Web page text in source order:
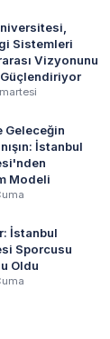
Sistemleri
Vizyonunu
Geleceğin
İstanbul
Modeli
İstanbul
Sporcusu
Oldu